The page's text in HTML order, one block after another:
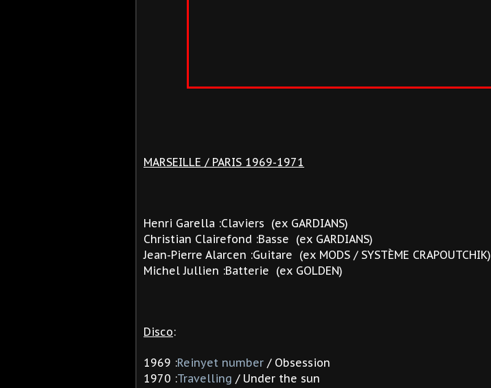
MARSEILLE / PARIS 1969-1971
Henri Garella :Claviers (ex GARDIANS)
Christian Clairefond :Basse (ex GARDIANS)
Jean-Pierre Alarcen :Guitare (ex MODS / SYSTÈME CRAPOUTCHIK)
Michel Jullien :Batterie (ex GOLDEN)
Disco:
1969 :Reinyet number / Obsession
1970 :Travelling / Under the sun